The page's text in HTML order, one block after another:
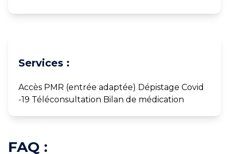
Services :
Accès PMR (entrée adaptée) Dépistage Covid
-19 Téléconsultation Bilan de médication
FAQ :